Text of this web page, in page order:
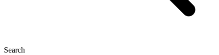
Search